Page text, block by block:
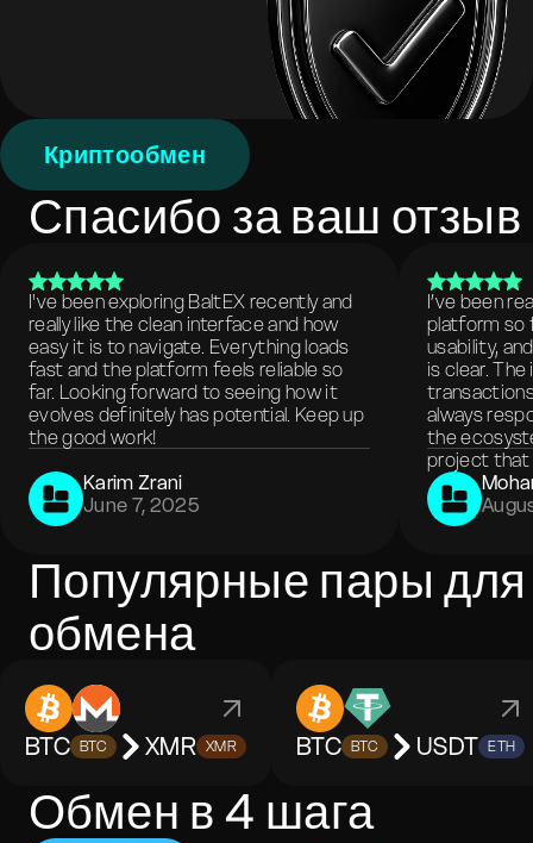
Криптообмен
Спасибо за ваш отзыв
I've been exploring BaltEX recently and
really like the clean interface and how
easy it is to navigate. Everything loads
fast and the platform feels reliable so
far. Looking forward to seeing how it
evolves definitely has potential. Keep up
the good work!
Karim Zrani
June 7, 2025
I’ve been
platform so
usability,
is clear.
always
the
project that
Популярные пары для
обмена
BTC BTC XMR XMR BTC BTC USDT ETH
Обмен в 4 шага